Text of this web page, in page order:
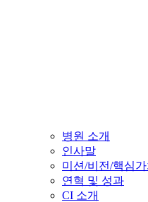
병원 소개
인사말
미션/비전/핵심가
연혁 및 성과
CI 소개